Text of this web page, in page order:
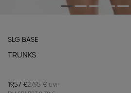
SLG BASE
TRUNKS
19,57 €27,95 €